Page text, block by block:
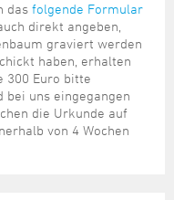
das folgende Formular
direkt angeben,
graviert werden
haben, erhalten
300 Euro bitte
bei uns eingegangen
die Urkunde auf
von 4 Wochen